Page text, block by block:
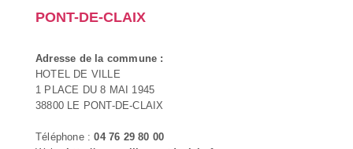
PONT-DE-CLAIX
Adresse de la commune :
HOTEL DE VILLE
1 PLACE DU 8 MAI 1945
38800 LE PONT-DE-CLAIX
Téléphone :04 76 29 80 00